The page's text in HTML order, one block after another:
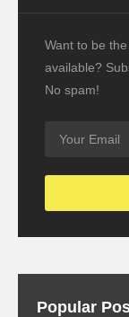
Want to be
available?
No spam!
Popular